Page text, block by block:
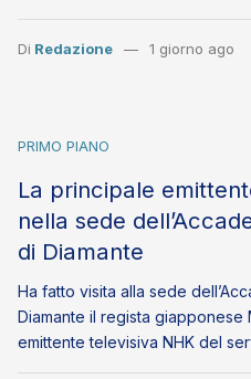
Di Redazione 1 giorno ago
PRIMO PIANO
La principale
nella sede
di Diamante
Ha fatto visita alla sede
Diamante il regista giapponese
emittente televisiva NHK del